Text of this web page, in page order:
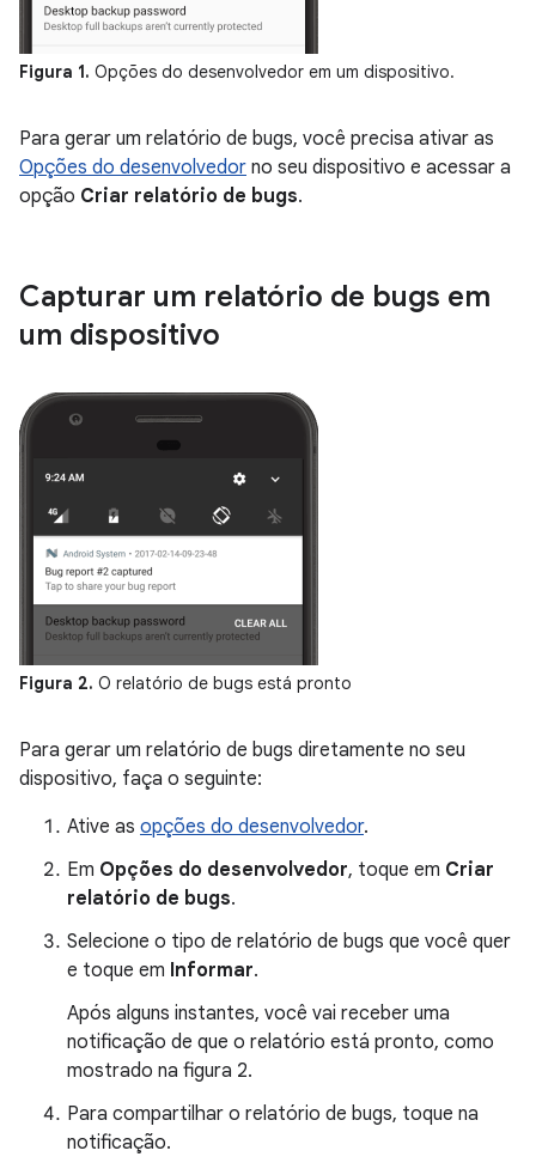
Figura 1. Opções do desenvolvedor em um dispositivo.
Para gerar um relatório de bugs, você precisa ativar as
Opções do desenvolvedor no seu dispositivo e acessar a
opção Criar relatório de bugs.
Capturar um relatório de bugs em
um dispositivo
Figura 2. O relatório de bugs está pronto
Para gerar um relatório de bugs diretamente no seu
dispositivo, faça o seguinte:
Ative as opções do desenvolvedor.
Em Opções do desenvolvedor, toque em Criar
relatório de bugs.
Selecione o tipo de relatório de bugs que você quer
e toque em Informar.
Após alguns instantes, você vai receber uma
notificação de que o relatório está pronto, como
mostrado na figura 2.
Para compartilhar o relatório de bugs, toque na
notificação.